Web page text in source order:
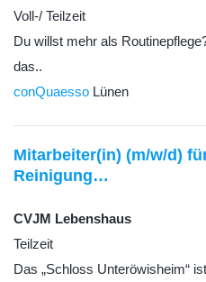
Voll-/ Teilzeit
Du willst mehr als
das..
conQuaesso Lünen
Mitarbeiter(in) (m/w/d)
Reinigung…
CVJM Lebenshaus
Teilzeit
Das „Schloss Unteröwisheim“